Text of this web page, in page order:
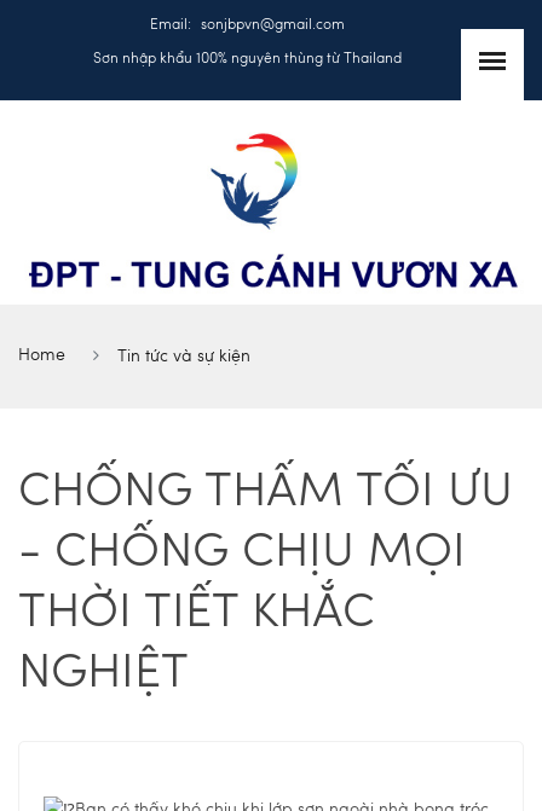
Email: sonjbpvn@gmail.com
Sơn nhập khẩu 100% nguyên thùng từ Thailand
Home Tin tức và sự kiện
CHỐNG THẤM TỐI ƯU
- CHỐNG CHỊU MỌI
THỜI TIẾT KHẮC
NGHIỆT